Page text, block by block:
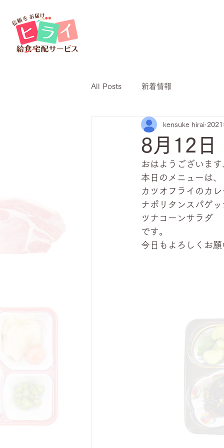
All Posts 新着情報
8月12
kensuke hirai
おはようございま
本日のメニューは、
カツオフライのカ
ナポリタンスパゲッ
ツナコーンサラダ
です。
今日もよろしくお